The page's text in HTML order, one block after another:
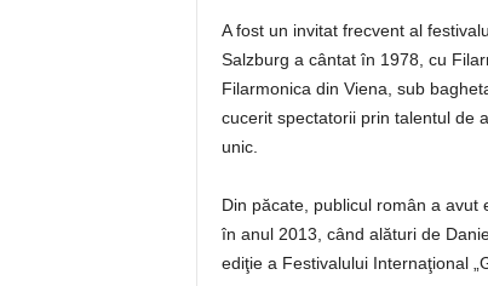
A fost un invitat frecvent al
Salzburg a cântat în 1978, cu
Filarmonica din Viena, sub
cucerit spectatorii prin talentul de
unic.
Din păcate, publicul român a
în anul 2013, când alături de
ediţie a Festivalului Internaţional